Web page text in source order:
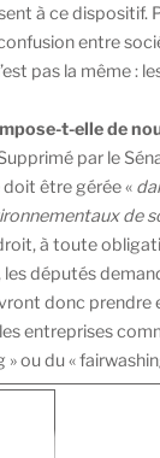
à ce
entre
pas la même :
t-elle de
par le
doit être gérée «
de
à toute
députés
donc prendre
entreprises
» ou du «